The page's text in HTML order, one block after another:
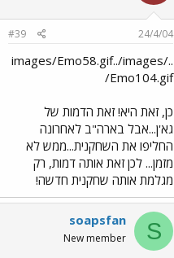
24/4/04
#39
../images/Emo58.gif../images
/Emo104.gif
כן, זאת היא! זאת הדמות של
גא'ן...אבל בארה"ב לאחרונה
החליפו את השחקנית...ממש לא
מזמן... לכן זאת אותה דמות, רק
מגלמת אותה שחקנית חדשה!
S
soapsfan
New member